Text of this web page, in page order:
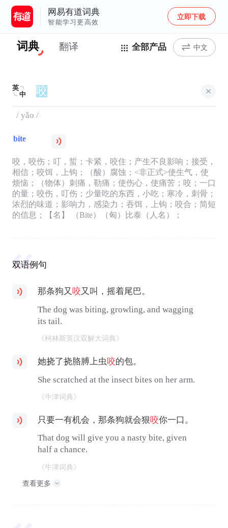
网易有道词典
智能学习更高效
立即下载
词典 翻译 全部产品 中文
英
中
/ yǎo /
bite
咬，咬伤；叮，蜇；卡紧，咬住；产生不良影响；接受，
相信；咬饵，上钩；（酸）腐蚀；<非正式>使生气，使
烦恼；（物体）刺痛，勒痛；使伤心，使痛苦；咬；一口
的量；咬伤，叮伤；少量吃的东西，小吃；寒冷，刺骨；
浓烈的味道；影响力，感染力；吞饵，上钩；咬合；简短
的信息；【名】 （Bite）（匈）比泰（人名）；
双语例句
那条狗又咬又叫，摇着尾巴。
The dog was biting, growling, and wagging
its tail.
《柯林斯英汉双解大词典》
她挠了挠胳膊上虫咬的包。
She scratched at the insect bites on her arm.
《牛津词典》
只要一有机会，那条狗就会狠咬你一口。
That dog will give you a nasty bite, given
half a chance.
《牛津词典》
查看更多